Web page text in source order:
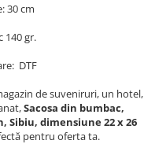
30 cm
140 gr.
DTF
de suveniruri, un hotel,
Sacosa din bumbac,
dimensiune 22 x 26
pentru oferta ta.